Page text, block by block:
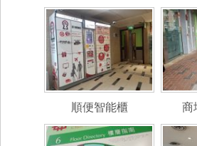
順便智能櫃 商